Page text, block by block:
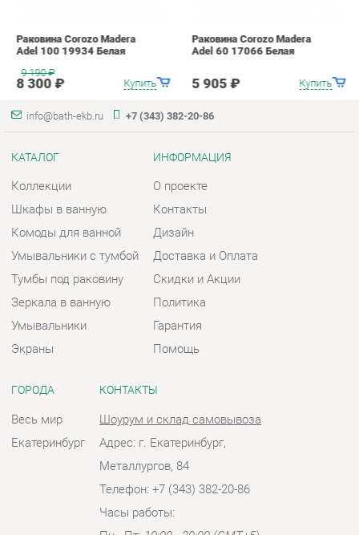
КАТАЛОГ
Коллекции
Шкафы в ванную
Комоды для ванной
Тумбы под раковину
Зеркала в ванную
Умывальники
Экраны
ИНФОРМАЦИЯ
Контакты
Дизайн
Скидки и Акции
Политика
Гарантия
Помощь
КОНТАКТЫ
Часы работы:
Отправить сообщение
© 2009-2026 Ванная-Екатеринбург